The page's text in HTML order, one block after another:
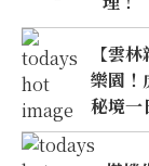
【雲
樂園！
秘境一